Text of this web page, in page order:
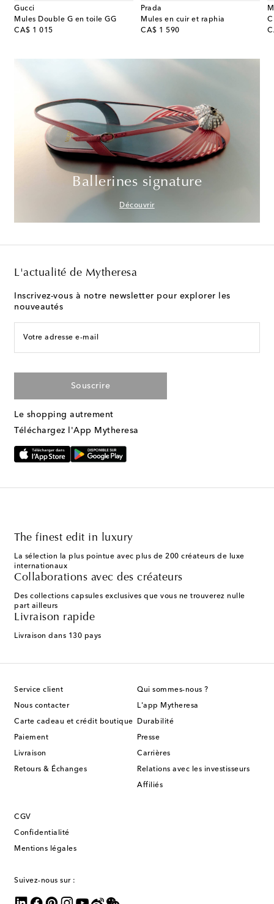
Gucci
Mules Double G en toile GG
CA$ 1 015
original price
Prada
Mules en cuir et raphia
CA$ 1 590
original price
Ballerines signature
Découvrir
L'actualité de Mytheresa
Inscrivez-vous à notre newsletter pour explorer les
nouveautés
Votre adresse e-mail
Souscrire
Le shopping autrement
Téléchargez l'App Mytheresa
The finest edit in luxury
La sélection la plus pointue avec plus de 200 créateurs de luxe
internationaux
Collaborations avec des créateurs
Des collections capsules exclusives que vous ne trouverez nulle
part ailleurs
Livraison rapide
Livraison dans 130 pays
Service client
Nous contacter
Carte cadeau et crédit boutique
Paiement
Livraison
Retours & Échanges
Qui sommes-nous ?
L'app Mytheresa
Durabilité
Presse
Carrières
Relations avec les investisseurs
Affiliés
CGV
Confidentialité
Mentions légales
Suivez-nous sur :